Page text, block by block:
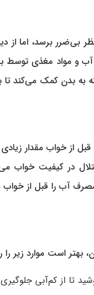
برسد، اما از
و مواد مغذی
بدن کمک می‌کند تا
از خواب مقدار
در کیفیت خواب
آب را قبل از
بهتر است موارد زیر را
تا از کم‌آبی